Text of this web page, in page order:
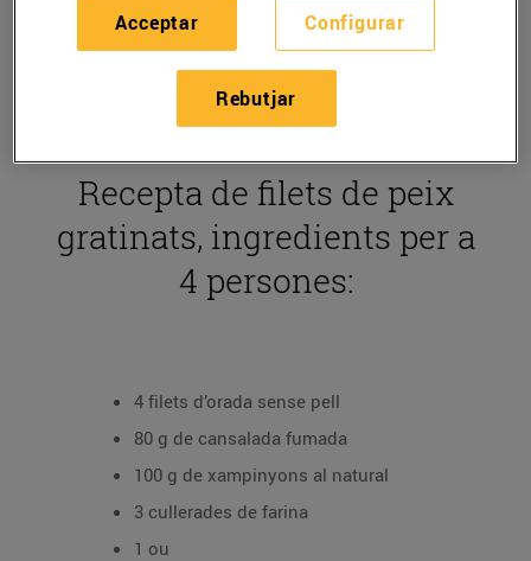
Recepta de filets de peix
03/de maig/2019
Recepta de filets de peix
gratinats, ingredients per a
4 persones:
4 filets d’orada sense pell
80 g de cansalada fumada
100 g de xampinyons al natural
3 cullerades de farina
1 ou
Configurar
Rebutjar
Acceptar